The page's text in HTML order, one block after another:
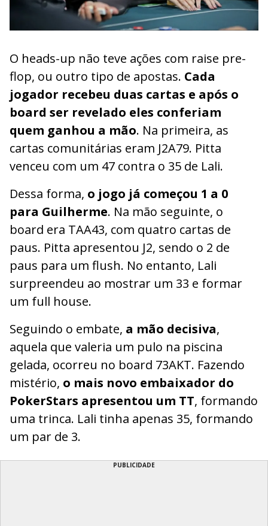
O heads-up não teve ações com raise pre-
flop, ou outro tipo de apostas. Cada
jogador recebeu duas cartas e após o
board ser revelado eles conferiam
quem ganhou a mão. Na primeira, as
cartas comunitárias eram J2A79. Pitta
venceu com um 47 contra o 35 de Lali.
Dessa forma, o jogo já começou 1 a 0
para Guilherme. Na mão seguinte, o
board era TAA43, com quatro cartas de
paus. Pitta apresentou J2, sendo o 2 de
paus para um flush. No entanto, Lali
surpreendeu ao mostrar um 33 e formar
um full house.
Seguindo o embate, a mão decisiva,
aquela que valeria um pulo na piscina
gelada, ocorreu no board 73AKT. Fazendo
mistério, o mais novo embaixador do
PokerStars apresentou um TT, formando
uma trinca. Lali tinha apenas 35, formando
um par de 3.
PUBLICIDADE